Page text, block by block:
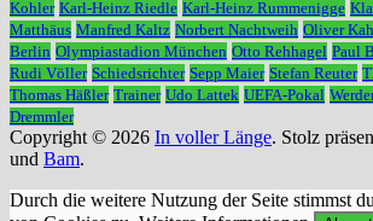
Kohler Karl-Heinz Riedle Karl-Heinz Rummenigge
Matthäus Manfred Kaltz Norbert Nachtweih Oliver
Berlin Olympiastadion München Otto Rehhagel Paul
Rudi Völler Schiedsrichter Sepp Maier Stefan Reuter
Thomas Häßler Trainer Udo Lattek UEFA-Pokal
Dremmler
Copyright © 2026 In voller Länge. Stolz
und Bam.
Durch die weitere Nutzung der Seite stimmst